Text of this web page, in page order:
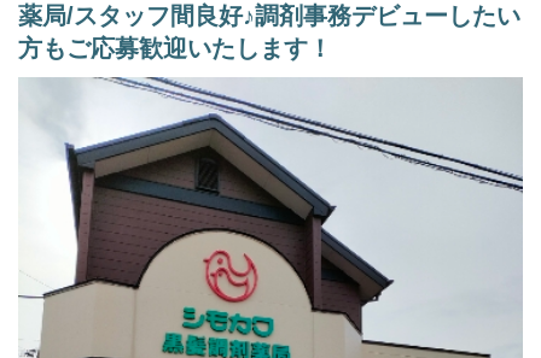
2) 就業場所の変更の範囲
転勤の可能性あり（通勤可能範囲）
3)雇用期間1年（原則更新）
※正社員登用は入社3ヵ月後を予定（個人の能力に依る）
薬局/スタッフ間良好♪調剤事務デビューしたい
方もご応募歓迎いたします！